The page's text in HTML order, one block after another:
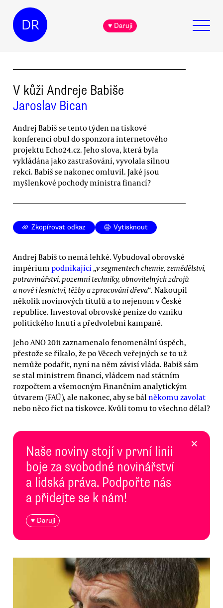
DR ♥ Daruji
V kůži Andreje Babiše
Jaroslav Bican
Andrej Babiš se tento týden na tiskové
konferenci obul do sponzora internetového
projektu Echo24.cz. Jeho slova, která byla
vykládána jako zastrašování, vyvolala silnou
rekci. Babiš se nakonec omluvil. Jaké jsou
myšlenkové pochody ministra financí?
Zkopírovat odkaz Vytisknout
Andrej Babiš to nemá lehké. Vybudoval obrovské
impérium podnikající „v segmentech chemie, zemědělství,
potravinářství, pozemní techniky, obnovitelných zdrojů
a nově i lesnictví, těžby a zpracování dřeva“. Nakoupil
několik novinových titulů a to nejenom v České
republice. Investoval obrovské peníze do vzniku
politického hnutí a předvolební kampaně.
Jeho ANO 2011 zaznamenalo fenomenální úspěch,
přestože se říkalo, že po Věcech veřejných se to už
nemůže podařit, nyní na něm závisí vláda. Babiš sám
se stal ministrem financí, vládcem nad státním
rozpočtem a všemocným Finančním analytickým
útvarem (FAÚ), ale nakonec, aby se bál někomu zavolat
nebo něco říct na tiskovce. Kvůli tomu to všechno dělal?
Naše noviny stojí v první linii
boje za svobodné novinářství
a lidská práva. Podpořte nás
a přidejte se k nám!
♥ Daruji
×